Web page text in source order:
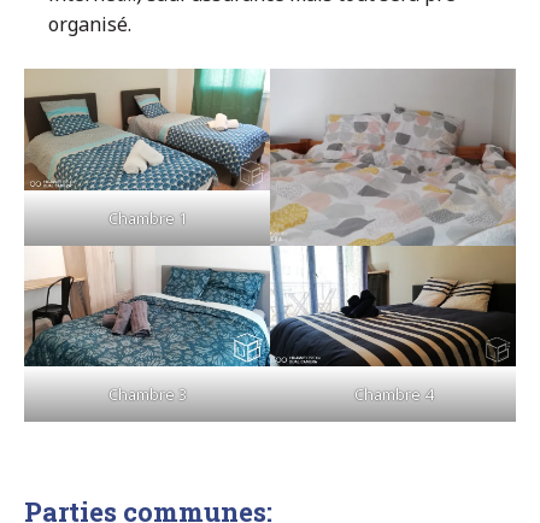
organisé.
Chambre 1
Chambre 3 Chambre 4
Parties communes: